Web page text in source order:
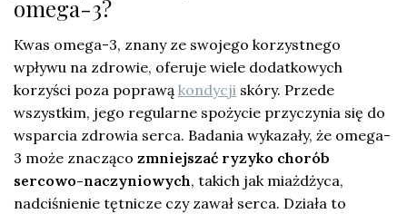
omega-3?
Kwas omega-3, znany ze swojego korzystnego
wpływu na zdrowie, oferuje wiele dodatkowych
korzyści poza poprawą kondycji skóry. Przede
wszystkim, jego regularne spożycie przyczynia się do
wsparcia zdrowia serca. Badania wykazały, że omega-
3 może znacząco zmniejszać ryzyko chorób
sercowo-naczyniowych, takich jak miażdżyca,
nadciśnienie tętnicze czy zawał serca. Działa to